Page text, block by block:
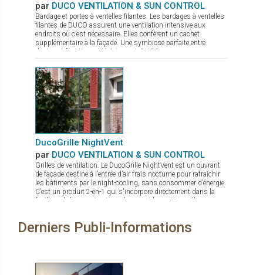
par DUCO VENTILATION & SUN CONTROL
Bardage et portes à ventelles filantes. Les bardages à ventelles
filantes de DUCO assurent une ventilation intensive aux
endroits où c’est nécessaire. Elles confèrent un cachet
supplémentaire à la façade. Une symbiose parfaite entre
design et fonctionnalité. Ici aussi, DUCO propose une gamme
complète : Ducowall Classic : Bardage à ventelles grand débit
d’air Ducowall Screening : sert comme pare-vue des zones
techniques DucoWall Acoustic : pour installation aux endroits
où il y a besoin de réduire des bruits sortants des centrales de
traitement d’air. DucoWall Solid : bardage le plus solide du
marché et idéal comme protection contre le vandalisme.
DucoGrille NightVent
par DUCO VENTILATION & SUN CONTROL
Grilles de ventilation. Le DucoGrille NightVent est un ouvrant
de façade destiné à l’entrée d’air frais nocturne pour rafraichir
les bâtiments par le night-cooling, sans consommer d’énergie.
C’est un produit 2-en-1 qui s'incorpore directement dans la
feuillure de la menuiserie ou du mur-rideau : Une grille
l’esthétique épurée, sans charnières apparentes, avec un très
Derniers Publi-Informations